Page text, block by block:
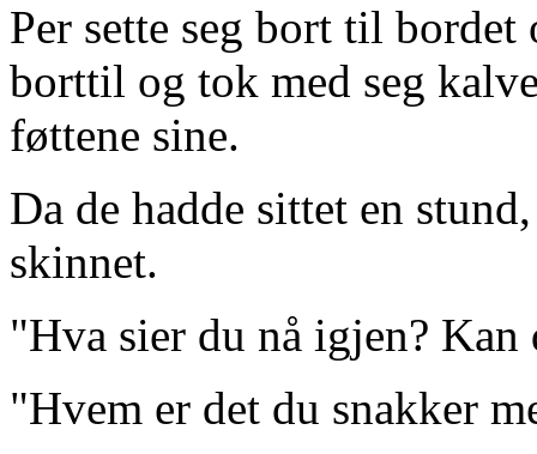
Per sette seg bort til bordet
borttil og tok med seg
føttene sine.
Da de hadde sittet en
skinnet.
"Hva sier du nå igjen?
"Hvem er det du snakker